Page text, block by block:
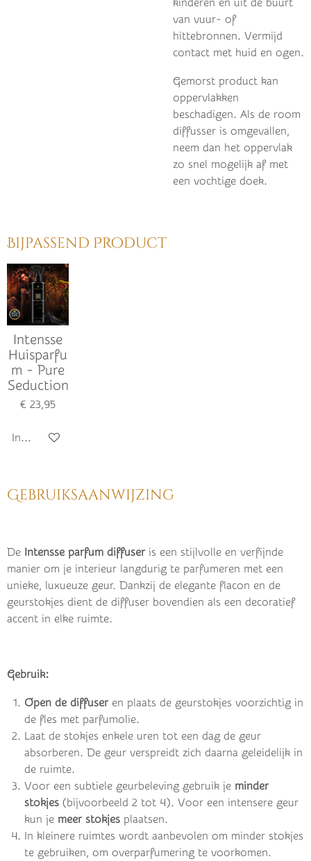
van vuur- of
hittebronnen. Vermijd
contact met huid en ogen.
Gemorst product kan
oppervlakken
beschadigen. Als de room
diffusser is omgevallen,
neem dan het oppervlak
zo snel mogelijk af met
een vochtige doek.
Bijpassend Product
Intensse
Huisparfu
m - Pure
Seduction
€ 23,95
In winkelwagen
Gebruiksaanwijzing
De Intensse parfum diffuser is een stijlvolle en verfijnde
manier om je interieur langdurig te parfumeren met een
unieke, luxueuze geur. Dankzij de elegante flacon en de
geurstokjes dient de diffuser bovendien als een decoratief
accent in elke ruimte.
Gebruik:
Open de diffuseren plaats de geurstokjes voorzichtig in
de fles met parfumolie.
Laat de stokjes enkele uren tot een dag de geur
absorberen. De geur verspreidt zich daarna geleidelijk in
de ruimte.
Voor een subtiele geurbeleving gebruik je minder
stokjes(bijvoorbeeld 2 tot 4). Voor een intensere geur
kun je meer stokjesplaatsen.
In kleinere ruimtes wordt aanbevolen om minder stokjes
te gebruiken, om overparfumering te voorkomen.